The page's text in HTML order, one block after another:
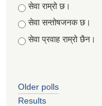
Choices
सेवा राम्रो छ।
सेवा सन्तोषजनक छ।
सेवा प्रवाह राम्रो छैन।
Older polls
Results